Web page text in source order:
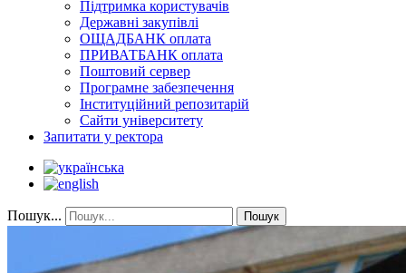
Підтримка користувачів
Державні закупівлі
ОЩАДБАНК оплата
ПРИВАТБАНК оплата
Поштовий сервер
Програмне забезпечення
Інституційний репозитарій
Сайти університету
Запитати у ректора
Пошук... Пошук